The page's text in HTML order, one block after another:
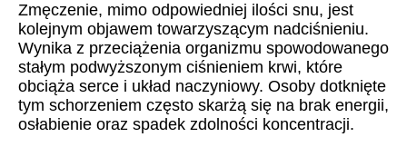
Zmęczenie, mimo odpowiedniej ilości snu, jest
kolejnym objawem towarzyszącym nadciśnieniu.
Wynika z przeciążenia organizmu spowodowanego
stałym podwyższonym ciśnieniem krwi, które
obciąża serce i układ naczyniowy. Osoby dotknięte
tym schorzeniem często skarżą się na brak energii,
osłabienie oraz spadek zdolności koncentracji.